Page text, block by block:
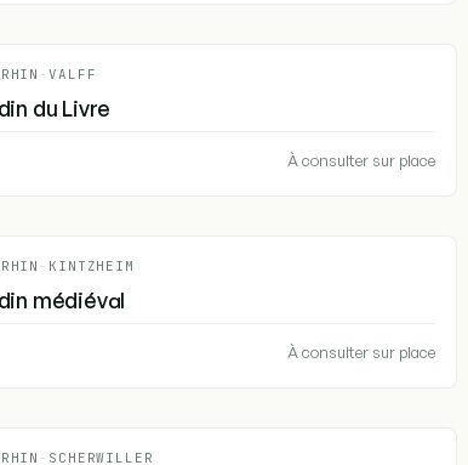
-VALFF
du Livre
À consulter sur place
- KINTZHEIM
médiéval
À consulter sur place
- SCHERWILLER